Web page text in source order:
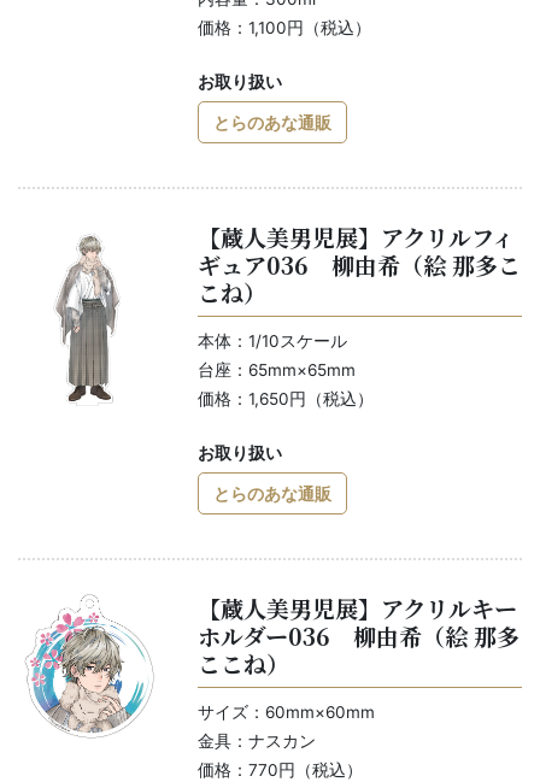
価格：1,100円（税込）
お取り扱い
とらのあな通販
【蔵人美男児展】アクリルフィ
ギュア036 柳由希（絵 那多こ
こね）
本体：1/10スケール
台座：65mm×65mm
価格：1,650円（税込）
お取り扱い
とらのあな通販
【蔵人美男児展】アクリルキー
ホルダー036 柳由希（絵 那多
ここね）
サイズ：60mm×60mm
金具：ナスカン
価格：770円（税込）